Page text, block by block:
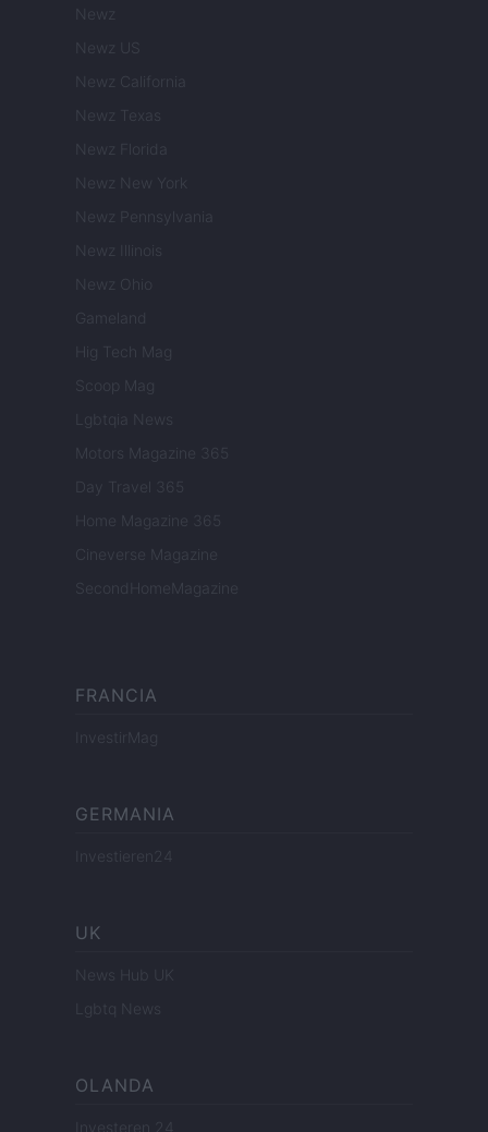
Newz
Newz US
Newz California
Newz Texas
Newz Florida
Newz New York
Newz Pennsylvania
Newz Illinois
Newz Ohio
Gameland
Hig Tech Mag
Scoop Mag
Lgbtqia News
Motors Magazine 365
Day Travel 365
Home Magazine 365
Cineverse Magazine
SecondHomeMagazine
FRANCIA
InvestirMag
GERMANIA
Investieren24
UK
News Hub UK
Lgbtq News
OLANDA
Investeren 24